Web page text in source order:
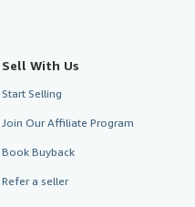
Sell With Us
Start Selling
Join Our Affiliate Program
Book Buyback
Refer a seller